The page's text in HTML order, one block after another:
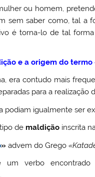
ou homem,
sem saber como, tal a
é torna-lo de tal
e a origem do termo
era contudo mais
para a realização
podiam igualmente ser
de maldição inscrita
» advem do Grego
verbo
.